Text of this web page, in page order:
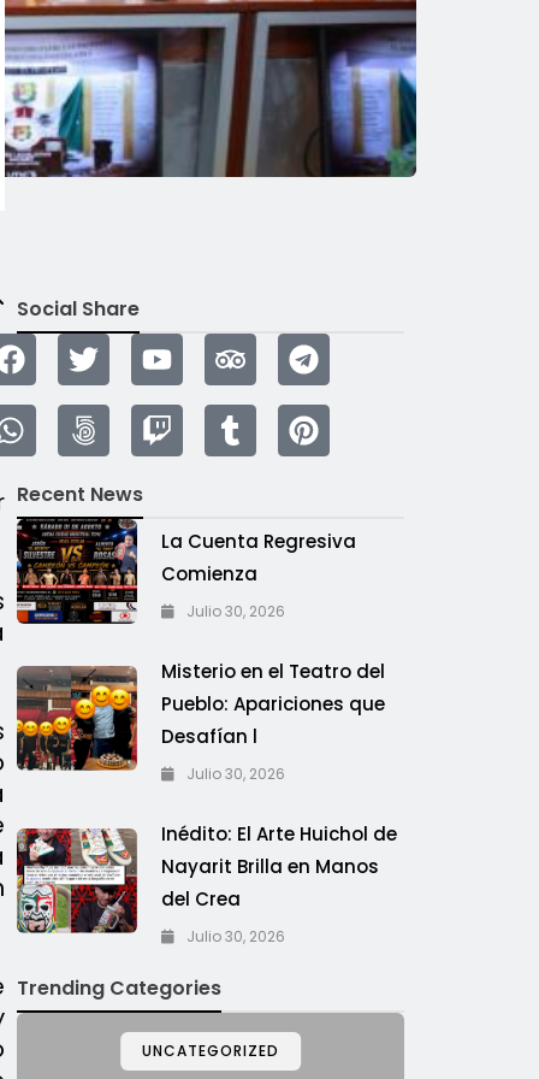
Social Share
Recent News
La Cuenta Regresiva
Comienza
Julio 30, 2026
Misterio en el Teatro del
Pueblo: Apariciones que
Desafían l
Julio 30, 2026
Inédito: El Arte Huichol de
Nayarit Brilla en Manos
del Crea
Julio 30, 2026
Trending Categories
UNCATEGORIZED